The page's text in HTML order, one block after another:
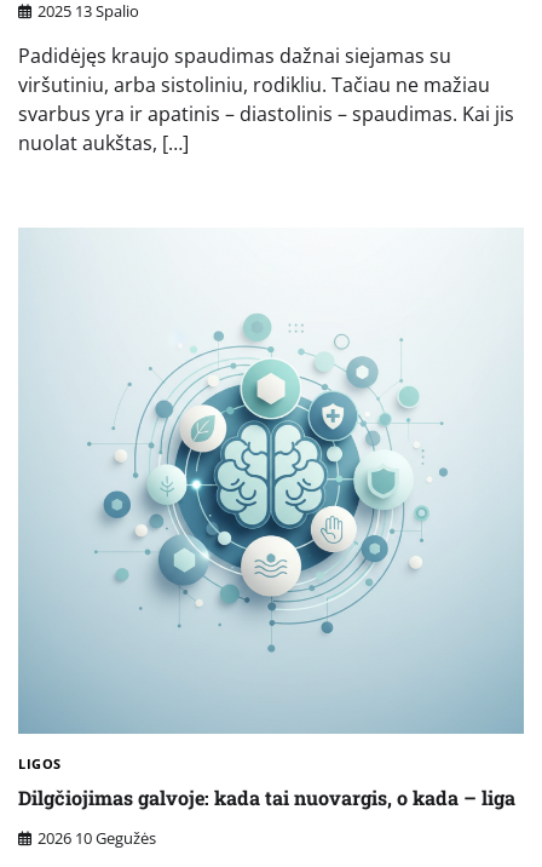
2025 13 Spalio
Padidėjęs kraujo spaudimas dažnai siejamas su
viršutiniu, arba sistoliniu, rodikliu. Tačiau ne mažiau
svarbus yra ir apatinis – diastolinis – spaudimas. Kai jis
nuolat aukštas, […]
LIGOS
Dilgčiojimas galvoje: kada tai nuovargis, o kada – liga
2026 10 Gegužės